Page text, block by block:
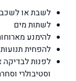
לשבת או
לשתות מים
להימנע
להפחית
לפנות
וסטיבולרי